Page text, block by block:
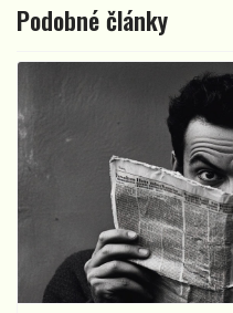
Podobné články